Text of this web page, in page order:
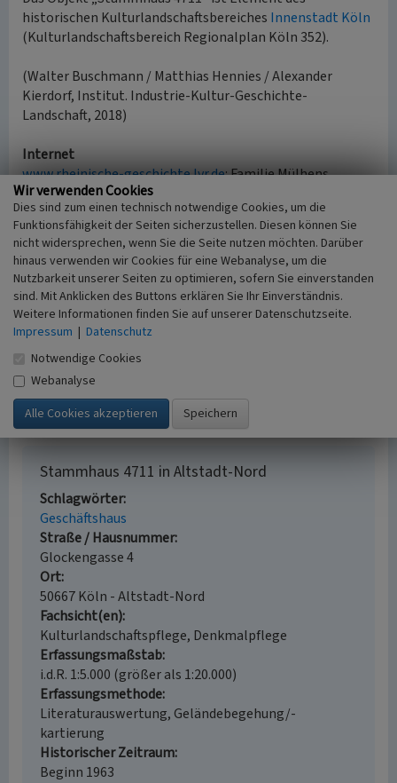
historischen Kulturlandschaftsbereiches Innenstadt Köln
(Kulturlandschaftsbereich Regionalplan Köln 352).
(Walter Buschmann / Matthias Hennies / Alexander
Kierdorf, Institut. Industrie-Kultur-Geschichte-
Landschaft, 2018)
Internet
www.rheinische-geschichte.lvr.de: Familie Mülhens
(abgerufen 06.01.2020)
Literatur
Buschmann, Walter; Hennies, Matthias; Kierdorf,
Alexander (2018) Via Industrialis. Entdeckungsreise
Kölner Industriekultur. S. 28, Essen.
Kramp, Mario (Hrsg.) (2011)
Kölner Marken für die Welt. Begleitband zur
Ausstellung im Kölnischen Stadtmuseum vom 11.
Juni bis zum 11. September 2011. S. 110 ff., Köln.
Stammhaus 4711 in Altstadt-Nord
Schlagwörter
Geschäftshaus
Straße / Hausnummer
Glockengasse 4
Ort
50667 Köln - Altstadt-Nord
Fachsicht(en)
Kulturlandschaftspflege, Denkmalpflege
Erfassungsmaßstab
i.d.R. 1:5.000 (größer als 1:20.000)
Erfassungsmethode
Literaturauswertung, Geländebegehung/-
kartierung
Historischer Zeitraum
Beginn 1963
Wir verwenden Cookies
Dies sind zum einen technisch notwendige Cookies, um die
Funktionsfähigkeit der Seiten sicherzustellen. Diesen können Sie
nicht widersprechen, wenn Sie die Seite nutzen möchten. Darüber
hinaus verwenden wir Cookies für eine Webanalyse, um die
Nutzbarkeit unserer Seiten zu optimieren, sofern Sie einverstanden
sind. Mit Anklicken des Buttons erklären Sie Ihr Einverständnis.
Weitere Informationen finden Sie auf unserer Datenschutzseite.
Impressum | Datenschutz
Notwendige Cookies
Webanalyse